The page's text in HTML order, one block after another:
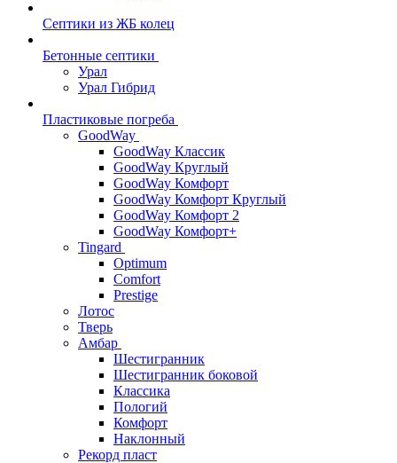
Септики из ЖБ колец
Бетонные септики
Урал
Урал Гибрид
Пластиковые погреба
GoodWay
GoodWay Классик
GoodWay Круглый
GoodWay Комфорт
GoodWay Комфорт Круглый
GoodWay Комфорт 2
GoodWay Комфорт+
Tingard
Optimum
Comfort
Prestige
Лотос
Тверь
Амбар
Шестигранник
Шестигранник боковой
Классика
Пологий
Комфорт
Наклонный
Рекорд пласт